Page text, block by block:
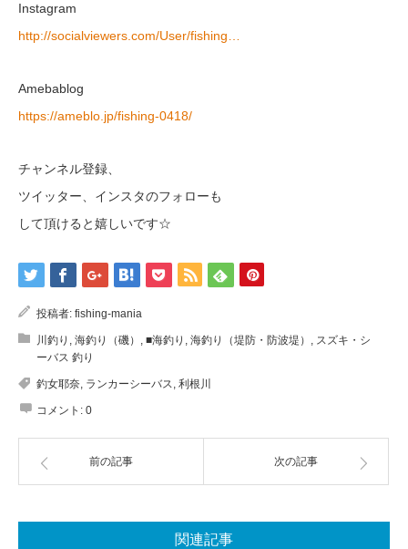
Instagram
http://socialviewers.com/User/fishing…
Amebablog
https://ameblo.jp/fishing-0418/
チャンネル登録、
ツイッター、インスタのフォローも
して頂けると嬉しいです☆
投稿者: fishing-mania
川釣り , 海釣り（磯） , ■海釣り , 海釣り（堤防・防波堤） , スズキ・シ
ーバス 釣り
釣女耶奈, ランカーシーバス, 利根川
コメント: 0
前の記事 次の記事
関連記事